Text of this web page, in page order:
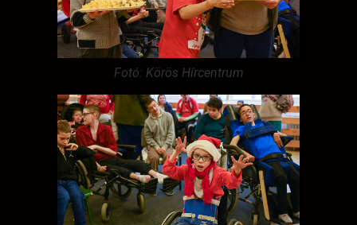
Fotó: Körös Hírcentrum